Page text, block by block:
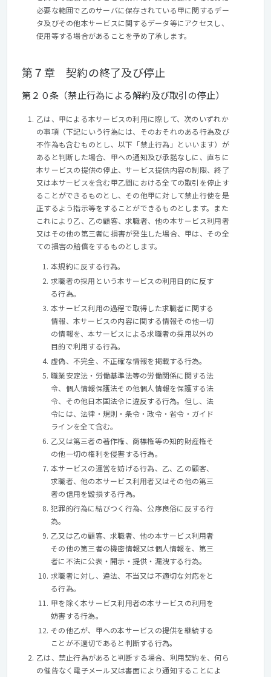
必要な範囲で乙のサーバに保存されている甲に関するデー
タ及びその他本サービスに関するデータ等にアクセスし、
使用等する場合があることを予め了承します。
第７章 契約の終了及び停止
第２０条（禁止行為による解約及び取引の停止）
乙は、甲による本サービスの利用に際して、次のいずれか
の事項（下記にいう行為には、そのおそれのある行為及び
不作為も含むものとし、以下「禁止行為」といいます）が
あると判断した場合、甲への通知及び承諾なしに、直ちに
本サービスの提供の停止、サービス提供内容の制限、終了
又は本サービスを含む甲乙間における全ての取引を停止す
ることができるものとし、その他甲に対して禁止行使を是
正するよう指示等をすることができるものとします。また
これにより乙、乙の顧客、求職者、他の本サービス利用者
又はその他の第三者に損害が発生した場合、甲は、その全
ての損害の賠償をするものとします。
本規約に反する行為。
求職者の採用という本サービスの利用目的に反す
る行為。
本サービス利用の過程で取得した求職者に関する
情報、本サービスの内容に関する情報その他一切
の情報を、本サービスによる求職者の採用以外の
目的で利用する行為。
虚偽、不完全、不正確な情報を掲載する行為。
職業安定法・労働基準法等の労働関係に関する法
令、個人情報保護法その他個人情報を保護する法
令、その他日本国法令に違反する行為。但し、法
令には、法律・規則・条令・政令・省令・ガイド
ラインを全て含む。
乙又は第三者の著作権、商標権等の知的財産権そ
の他一切の権利を侵害する行為。
本サービスの運営を妨げる行為、乙、乙の顧客、
求職者、他の本サービス利用者又はその他の第三
者の信用を毀損する行為。
犯罪的行為に結びつく行為、公序良俗に反する行
為。
乙又は乙の顧客、求職者、他の本サービス利用者
その他の第三者の機密情報又は個人情報を、第三
者に不法に公表・開示・提供・漏洩する行為。
求職者に対し、違法、不当又は不適切な対応をと
る行為｡
甲を除く本サービス利用者の本サービスの利用を
妨害する行為。
その他乙が、甲への本サービスの提供を継続する
ことが不適切であると判断する行為。
乙は、禁止行為があると判断する場合、利用契約を、何ら
の催告なく電子メール又は書面により通知することによ